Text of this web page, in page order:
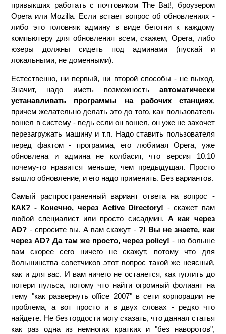
привыкших работать с почтовиком The Bat!, броузером
Opera или Mozilla. Если встает вопрос об обновлениях -
либо это головняк админу в виде беготни к каждому
компьютеру для обновления всем, скажем, Opera, либо
юзеры должны сидеть под админами (пускай и
локальными, не доменными).
Естественно, ни первый, ни второй способы - не выход.
Значит, надо иметь возможность автоматически
устанавливать программы на рабочих станциях,
причем желательно делать это до того, как пользователь
вошел в систему - ведь если он вошел, он уже не захочет
перезагружать машину и т.п. Надо ставить пользователя
перед фактом - программа, его любимая Opera, уже
обновлена и админа не колбасит, что версия 10.10
почему-то нравится меньше, чем предыдущая. Просто
вышло обновление, и его надо применить. Без вариантов.
Самый распространенный вариант ответа на вопрос -
КАК? - Конечно, через Active Directory! - скажет вам
любой специалист или просто сисадмин. А как через
AD? - спросите вы. А вам скажут - ?! Вы не знаете, как
через AD? Да там же просто, через policy! - но больше
вам скорее сего ничего не скажут, потому что для
большинства советчиков этот вопрос такой же неясный,
как и для вас. И вам ничего не останется, как гуглить до
потери пульса, потому что найти огромный фолиант на
тему "как развернуть office 2007" в сети корпорации не
проблема, а вот просто и в двух словах - редко что
найдете. Не без гордости могу сказать, что данная статья
как раз одна из немногих кратких и "без наворотов",